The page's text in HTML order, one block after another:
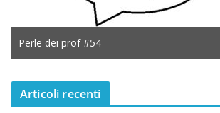
Articoli recenti